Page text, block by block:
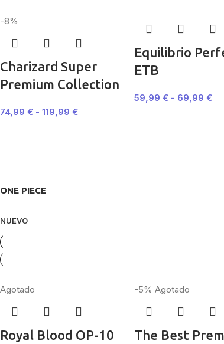
-8%
Charizard Super
Premium Collection
74,99 € - 119,99 €
Equilibrio
ETB
59,99 € - 69,99 €
ONE PIECE
NUEVO
Agotado
Royal Blood OP-10
-5% Agotado
The Best